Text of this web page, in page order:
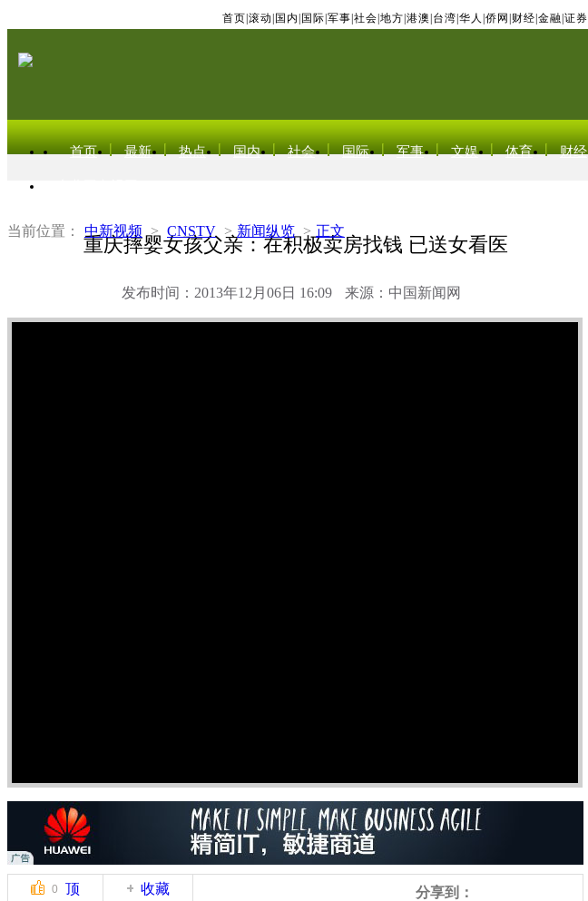
首页 滚动 国内 国际 军事 社会 地方 港澳 台湾 华人 侨网 财经 金融 证券
首页 最新 热点 国内 社会 国际 军事 文娱 体育 财经
当前位置： 中新视频 > CNSTV > 新闻纵览 > 正文
重庆摔婴女孩父亲：在积极卖房找钱 已送女看医
发布时间：2013年12月06日 16:09 来源：中国新闻网
0 顶 收藏 分享到：